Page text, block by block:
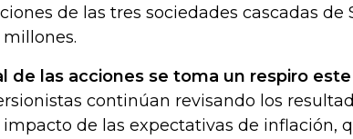
de las tres sociedades cascadas de
de las acciones se toma un respiro este
continúan revisando los
de las expectativas de inflación,